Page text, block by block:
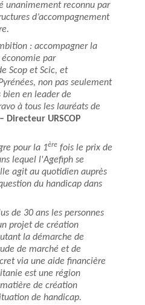
unanimement reconnu par
d’accompagnement
: accompagner la
par
Scop et Scic, et
non pas seulement
bien en leader de
à tous les lauréats de
Directeur URSCOP
pour la 1ère fois le prix de
lequel l'Agefiph se
agit au quotidien auprès
du handicap dans
de 30 ans les personnes
projet de création
la démarche de
de marché et de
via une aide financière
est une région
de création
de handicap.